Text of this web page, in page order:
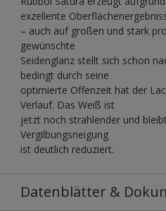
exzellente
– auch auf großen und stark
gewünschte
Seidenglanz stellt sich schon
bedingt durch seine
optimierte Offenzeit hat der
Verlauf. Das Weiß ist
jetzt noch strahlender und
Vergilbungsneigung
ist deutlich reduziert.
Datenblätter &